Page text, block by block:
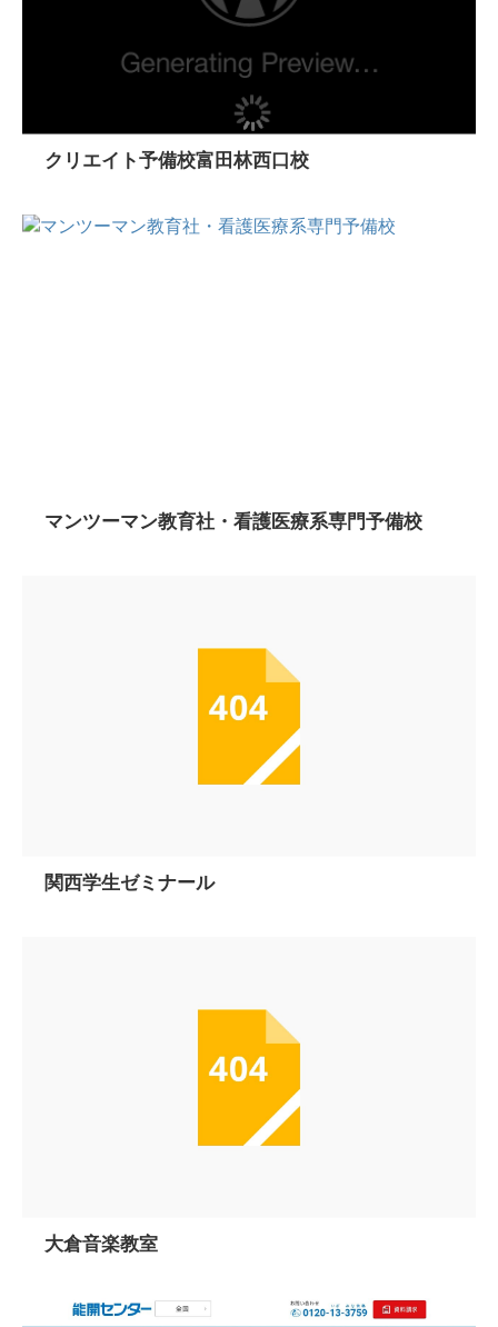
クリエイト予備校富田林西口校
マンツーマン教育社・看護医療系専門予備校
関西学生ゼミナール
大倉音楽教室